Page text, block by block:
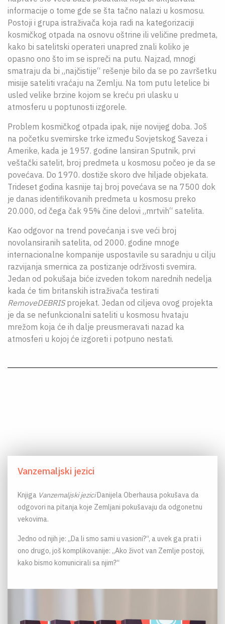
informacije o tome gde se šta tačno nalazi u kosmosu.
Postoji i grupa istraživača koja radi na kategorizaciji
kosmičkog otpada na osnovu oštrine ili veličine predmeta,
kako bi satelitski operateri unapred znali koliko je
opasno ono što im se ispreči na putu. Najzad, mnogi
smatraju da bi „najčistije“ rešenje bilo da se po završetku
misije sateliti vraćaju na Zemlju. Na tom putu letelice bi
usled velike brzine kojom se kreću pri ulasku u
atmosferu u poptunosti izgorele.
Problem kosmičkog otpada ipak, nije novijeg doba. Još
na početku svemirske trke između Sovjetskog Saveza i
Amerike, kada je 1957. godine lansiran Sputnik, prvi
veštački satelit, broj predmeta u kosmosu počeo je da se
povećava. Do 1970. dostiže skoro dve hiljade objekata.
Trideset godina kasnije taj broj povećava se na 7500 dok
je danas identifikovanih predmeta u kosmosu preko
20.000, od čega čak 95% čine delovi „mrtvih“ satelita.
Kao odgovor na trend povećanja i sve veći broj
novolansiranih satelita, od 2000. godine mnoge
internacionalne kompanije uspostavile su saradnju u cilju
razvijanja smernica za postizanje održivosti svemira.
Jedan od pokušaja biće izveden tokom narednih nedelja
kada će tim britanskih istraživača testirati
RemoveDEBRISprojekat. Jedan od ciljeva ovog projekta
je da se nefunkcionalni sateliti u kosmosu hvataju
mrežom koja će ih dalje preusmeravati nazad ka
atmosferi u kojoj će izgoreti i potpuno nestati.
Vanzemaljski jezici
Knjiga Vanzemaljski jeziciDanijela Oberhausa pokušava da
odgovori na pitanja koje Zemljani pokušavaju da odgonetnu
vekovima.
Jedno od njih je: „Da li smo sami u vasioni?“, a uvek ga prati i
ono drugo, još komplikovanije: „Ako život van Zemlje postoji,
kako bismo komunicirali sa njim?“